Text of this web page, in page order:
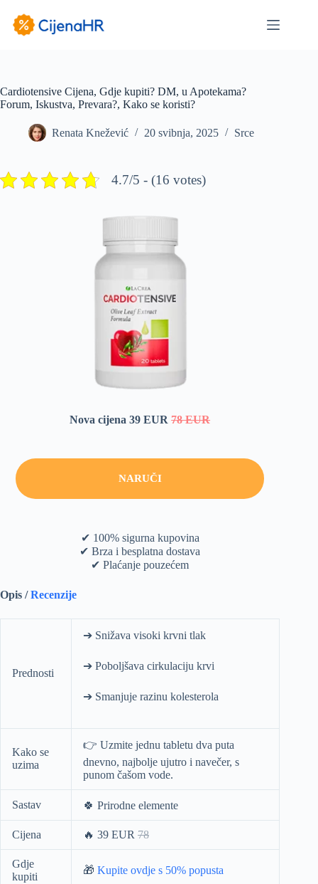
sadržaj
Cardiotensive Cijena, Gdje kupiti? DM, u Apotekama?
Forum, Iskustva, Prevara?, Kako se koristi?
Renata Knežević 20 svibnja, 2025 Srce
4.7/5 - (16 votes)
Nova cijena 39 EUR78 EUR
NARUČI
✔ 100% sigurna kupovina
✔ Brza i besplatna dostava
✔ Plaćanje pouzećem
Opis /Recenzije
Prednosti
➔ Snižava visoki krvni tlak
➔ Poboljšava cirkulaciju krvi
➔ Smanjuje razinu kolesterola
Kako se
uzima
👉 Uzmite jednu tabletu dva puta
dnevno, najbolje ujutro i navečer, s
punom čašom vode.
Sastav 🍀 Prirodne elemente
Cijena 🔥 39 EUR 78
Gdje
kupiti
🎁 Kupite ovdje s 50% popusta